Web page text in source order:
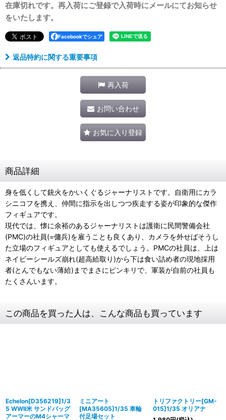
在庫切れです。再入荷にご登録で入荷時にメールにてお知らせ
をいたします。
Facebookでシェア
返品特約に関する重要事項
再入荷
お問い合わせ
お気に入り登録
商品詳細
身を低くして銃火をかいくぐるジャーナリストです。自衛用にカラ
シニコフを携え、仲間に指示を出しつつ疾走する姿が印象的な傑作
フィギュアです。
現代では、懐に余裕のあるジャーナリストは護衛に民間警備会社
(PMC)の社員(=傭兵)を雇うことも良くあり、カメラを外せばそうし
た立場のフィギュアとしても使えるでしょう。PMCの社員は、上は
ネイビーシールズ崩れ(超高給取り)から下は食い詰め者の現地採用
者(とんでもない薄給)までまさにピンキリで、軍装が自前の社員も
たくさんいます。
この商品を買った人は、こんな商品も買っています
Echelon[D356219]1/3
5 WWII米 サンドバッグ
アーマーのM4シャーマ
ミニアート
[MA35605]1/35 車輪
付足場セット
トリファクトリー[GM-
015]1/35 オリアナ